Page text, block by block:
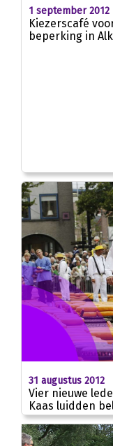
1 september 2012
Kiezerscafé
beperking in
31 augustus 2012
Vier nieuwe
Kaas luidden